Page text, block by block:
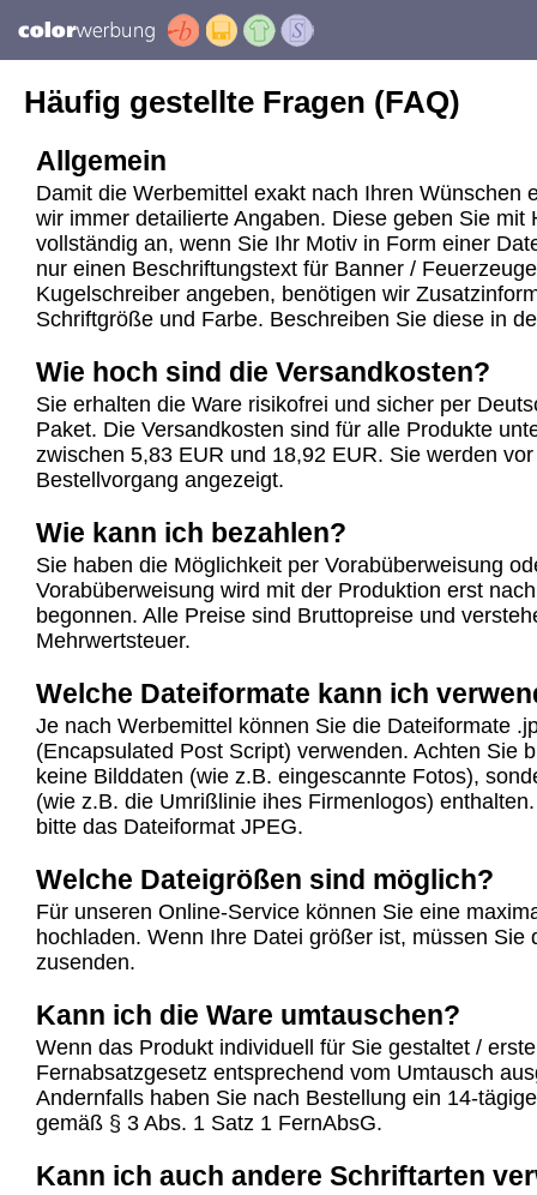
Häufig gestellte Fragen (FAQ)
Allgemein
Damit die Werbemittel exakt nach Ihren Wünschen
wir immer detailierte Angaben. Diese geben Sie mit
vollständig an, wenn Sie Ihr Motiv in Form einer
nur einen Beschriftungstext für Banner /
Kugelschreiber angeben, benötigen wir
Schriftgröße und Farbe. Beschreiben Sie diese in
Wie hoch sind die Versandkosten?
Sie erhalten die Ware risikofrei und sicher per
Paket. Die Versandkosten sind für alle Produkte
zwischen 5,83 EUR und 18,92 EUR. Sie werden
Bestellvorgang angezeigt.
Wie kann ich bezahlen?
Sie haben die Möglichkeit per Vorabüberweisung
Vorabüberweisung wird mit der Produktion erst
begonnen. Alle Preise sind Bruttopreise und
Mehrwertsteuer.
Welche Dateiformate kann ich
Je nach Werbemittel können Sie die Dateiformate
(Encapsulated Post Script) verwenden. Achten Sie
keine Bilddaten (wie z.B. eingescannte Fotos),
(wie z.B. die Umrißlinie ihes Firmenlogos)
bitte das Dateiformat JPEG.
Welche Dateigrößen sind möglich?
Für unseren Online-Service können Sie eine
hochladen. Wenn Ihre Datei größer ist, müssen Sie
zusenden.
Kann ich die Ware umtauschen?
Wenn das Produkt individuell für Sie gestaltet /
Fernabsatzgesetz entsprechend vom Umtausch
Andernfalls haben Sie nach Bestellung ein 14-
gemäß § 3 Abs. 1 Satz 1 FernAbsG.
Kann ich auch andere Schriftarten